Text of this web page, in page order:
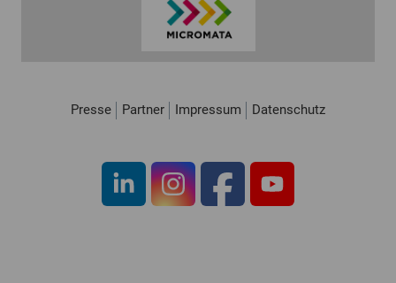
Presse Partner Impressum Datenschutz